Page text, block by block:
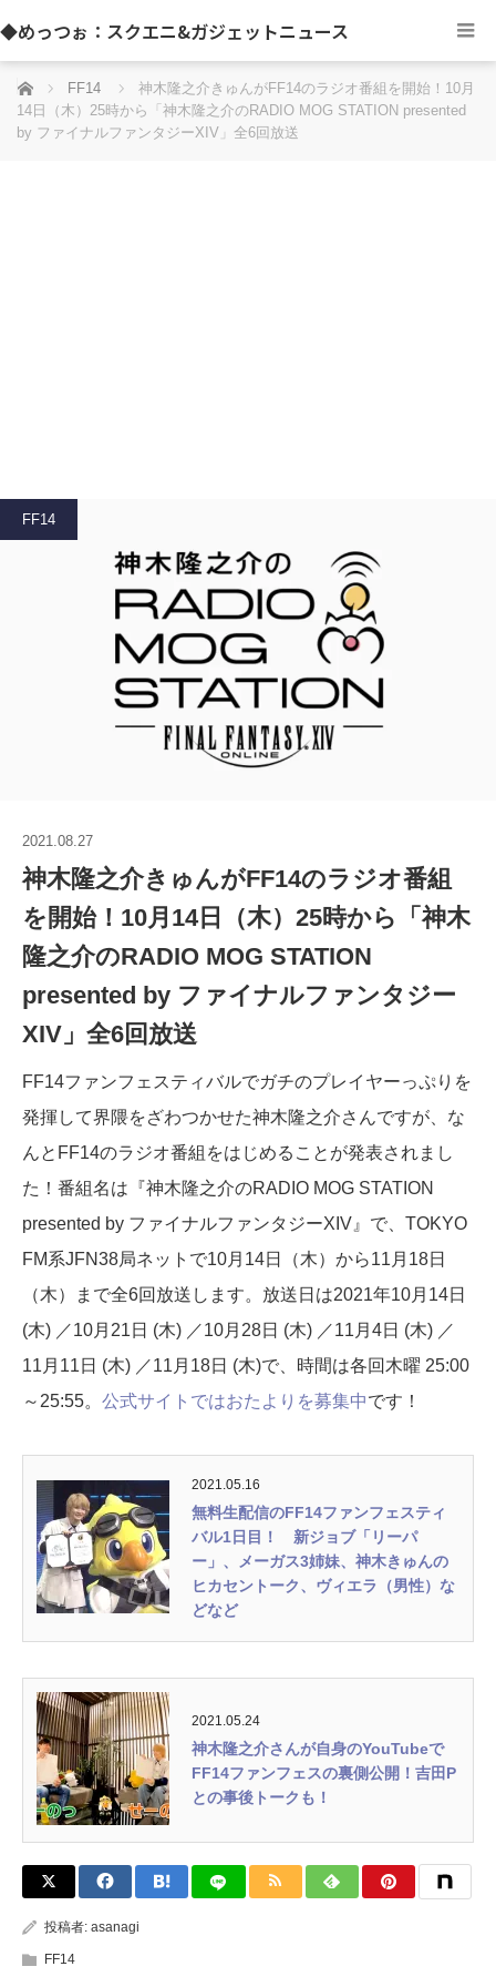
◆めっつぉ：スクエニ&ガジェットニュース
ホーム FF14
神木隆之介きゅんがFF14のラジオ番組を開始！10月
14日（木）25時から「神木隆之介のRADIO MOG STATION presented
by ファイナルファンタジーXIV」全6回放送
FF14
2021.08.27
神木隆之介きゅんがFF14のラジオ番組
を開始！10月14日（木）25時から「神木
隆之介のRADIO MOG STATION
presented by ファイナルファンタジー
XIV」全6回放送
FF14ファンフェスティバルでガチのプレイヤーっぷりを
発揮して界隈をざわつかせた神木隆之介さんですが、な
んとFF14のラジオ番組をはじめることが発表されまし
た！番組名は『神木隆之介のRADIO MOG STATION
presented by ファイナルファンタジーXIV』で、TOKYO
FM系JFN38局ネットで10月14日（木）から11月18日
（木）まで全6回放送します。放送日は2021年10月14日
(木) ／10月21日 (木) ／10月28日 (木) ／11月4日 (木) ／
11月11日 (木) ／11月18日 (木)で、時間は各回木曜 25:00
～25:55。 公式サイトではおたよりを募集中です！
2021.05.16
無料生配信のFF14ファンフェスティ
バル1日目！ 新ジョブ「リーパ
ー」、メーガス3姉妹、神木きゅんの
ヒカセントーク、ヴィエラ（男性）な
どなど
2021.05.24
神木隆之介さんが自身のYouTubeで
FF14ファンフェスの裏側公開！吉田P
との事後トークも！
投稿者: asanagi
FF14